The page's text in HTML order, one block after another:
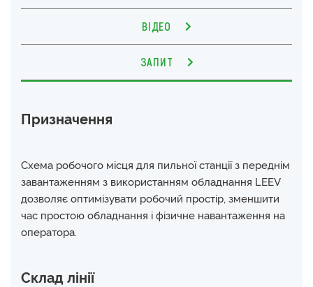
ВІДЕО
ЗАПИТ
Призначення
Схема робочого місця для пильної станції з переднім
завантаженням з використанням обладнання LEEV
дозволяє оптимізувати робочий простір, зменшити
час простою обладнання і фізичне навантаження на
оператора.
Склад лінії